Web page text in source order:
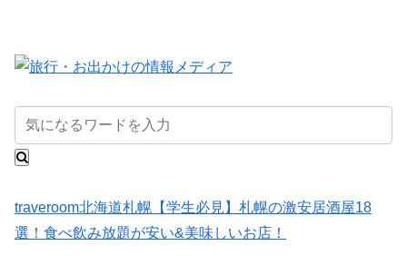
traveroom北海道札幌 【学生必見】札幌の激安居酒屋18
選！食べ飲み放題が安い&美味しいお店！